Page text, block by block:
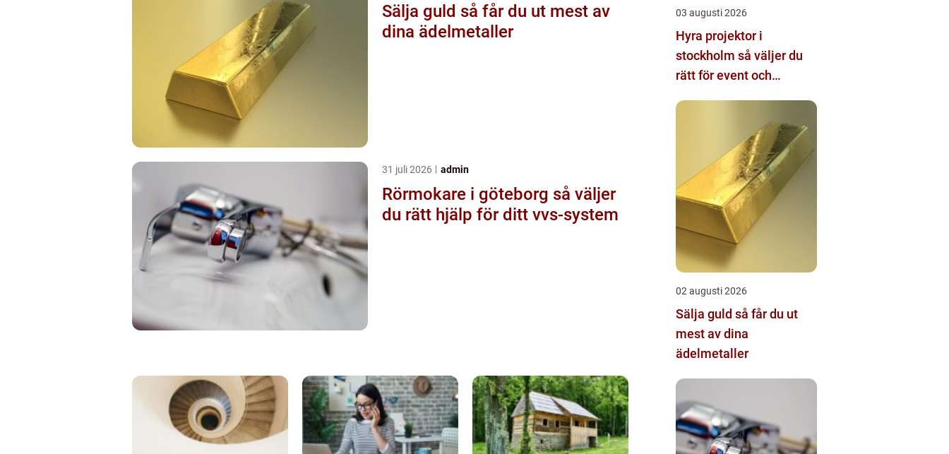
Sälja guld så får du ut mest av
dina ädelmetaller
31 juli 2026 admin
Rörmokare i göteborg så väljer
du rätt hjälp för ditt vvs-system
03 augusti 2026
Hyra projektor i
stockholm så väljer du
rätt för event och
02 augusti 2026
Sälja guld så får du ut
mest av dina
ädelmetaller